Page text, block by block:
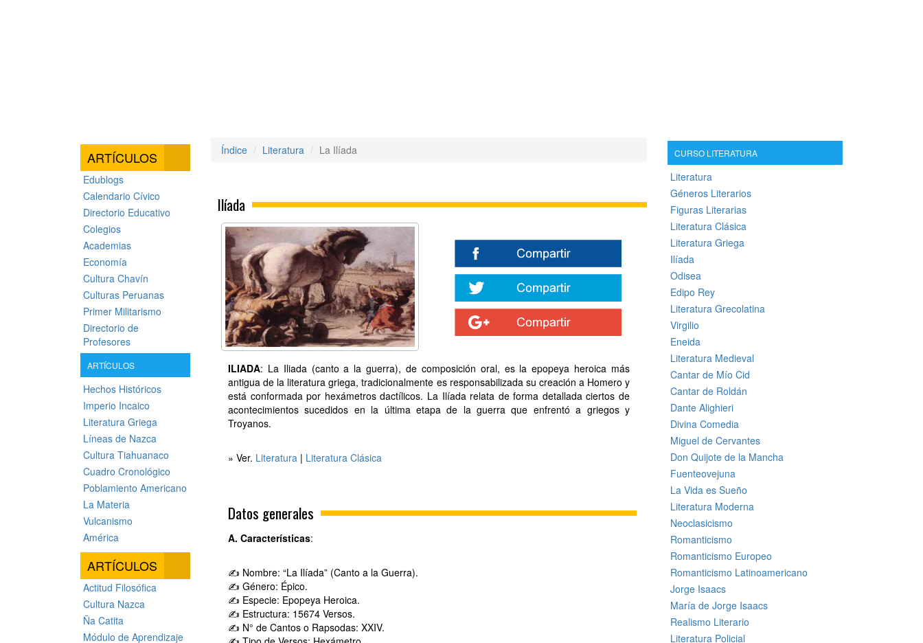
ARTÍCULOS
Edublogs
Calendario Cívico
Directorio Educativo
Colegios
Academias
Economía
Cultura Chavín
Culturas Peruanas
Primer Militarismo
Directorio de
Profesores
ARTÍCULOS
Hechos Históricos
Imperio Incaico
Literatura Griega
Líneas de Nazca
Cultura Tiahuanaco
Cuadro Cronológico
Poblamiento Americano
La Materia
Vulcanismo
América
ARTÍCULOS
Actitud Filosófica
Cultura Nazca
Ña Catita
Módulo de Aprendizaje
Índice Literatura La Ilíada
Ilíada
ILIADA: La Iliada (canto a la guerra), de composición oral, es la epopeya heroica más
antigua de la literatura griega, tradicionalmente es responsabilizada su creación a Homero y
está conformada por hexámetros dactílicos. La Ilíada relata de forma detallada ciertos de
acontecimientos sucedidos en la última etapa de la guerra que enfrentó a griegos y
Troyanos.
» Ver. Literatura | Literatura Clásica
Datos generales
A. Características:
✍ Nombre: “La Ilíada” (Canto a la Guerra).
✍ Género: Épico.
✍ Especie: Epopeya Heroica.
✍ Estructura: 15674 Versos.
✍ N° de Cantos o Rapsodas: XXIV.
CURSO LITERATURA
Literatura
Géneros Literarios
Figuras Literarias
Literatura Clásica
Literatura Griega
Ilíada
Odisea
Edipo Rey
Literatura Grecolatina
Virgilio
Eneida
Literatura Medieval
Cantar de Mío Cid
Cantar de Roldán
Dante Alighieri
Divina Comedia
Miguel de Cervantes
Don Quijote de la Mancha
Fuenteovejuna
La Vida es Sueño
Literatura Moderna
Neoclasicismo
Romanticismo
Romanticismo Europeo
Romanticismo Latinoamericano
Jorge Isaacs
María de Jorge Isaacs
Realismo Literario
Literatura Policial